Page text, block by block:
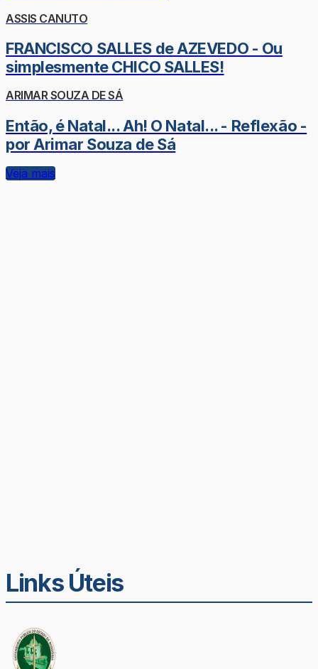
ASSIS CANUTO
FRANCISCO SALLES de AZEVEDO - Ou
simplesmente CHICO SALLES!
ARIMAR SOUZA DE SÁ
Então, é Natal... Ah! O Natal... - Reflexão -
por Arimar Souza de Sá
Veja mais
Links Úteis